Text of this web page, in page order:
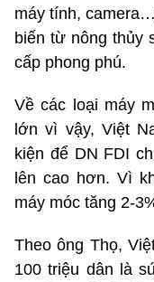
máy tính,
biến từ nông thủy
cấp phong phú.
Về các loại máy
lớn vì vậy, Việt
kiện để DN FDI
lên cao hơn. Vì
máy móc tăng 2-
Theo ông Thọ,
100 triệu dân là